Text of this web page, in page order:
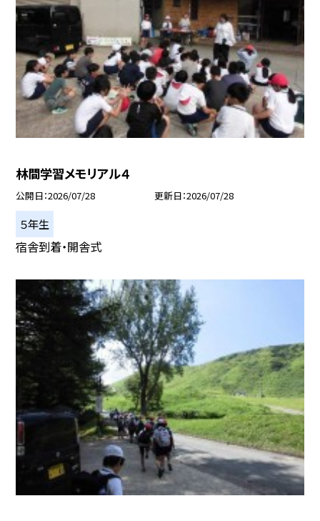
林間学習メモリアル４
公開日 2026/07/28 更新日 2026/07/28
５年生
宿舎到着・開舎式